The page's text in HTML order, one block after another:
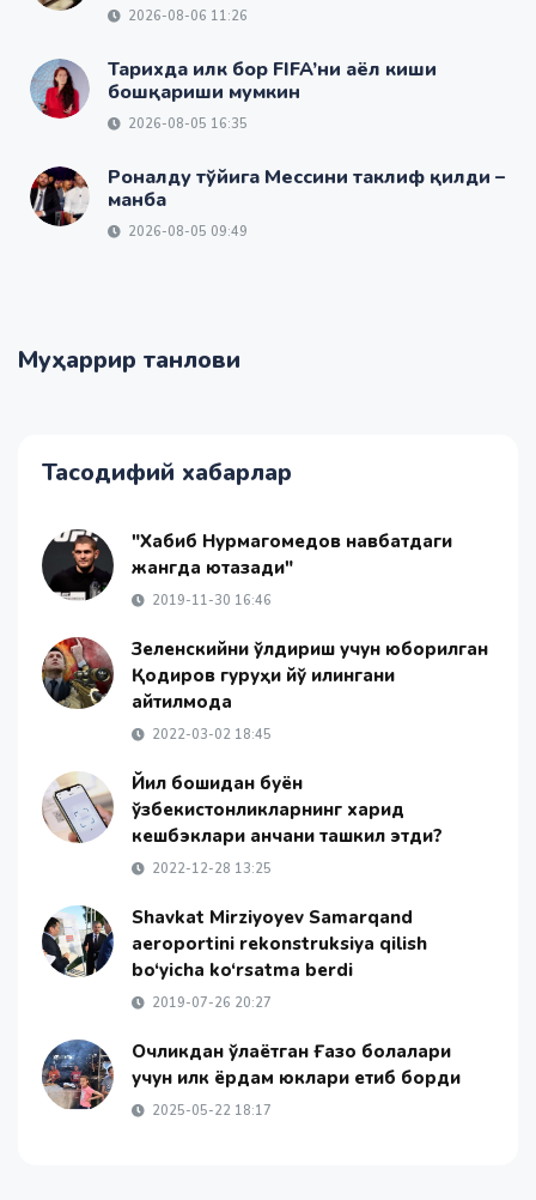
2026-08-06 11:26
Тарихда илк бор FIFA’ни аёл киши
бошқариши мумкин
2026-08-05 16:35
Роналду тўйига Мессини таклиф қилди –
манба
2026-08-05 09:49
Муҳаррир танлови
Тасодифий хабарлар
"Хабиб Нурмагомедов навбатдаги
жангда ютқазади"
2019-11-30 16:46
Зеленскийни ўлдириш учун юборилган
Қодиров гуруҳи йўқ қилингани
айтилмоқда
2022-03-02 18:45
Йил бошидан буён
ўзбекистонликларнинг харид
кешбэклари қанчани ташкил этди?
2022-12-28 13:25
Shavkat Mirziyoyev Samarqand
aeroportini rekonstruksiya qilish
bo‘yicha ko‘rsatma berdi
2019-07-26 20:27
Очликдан ўлаётган Ғазо болалари
учун илк ёрдам юклари етиб борди
2025-05-22 18:17